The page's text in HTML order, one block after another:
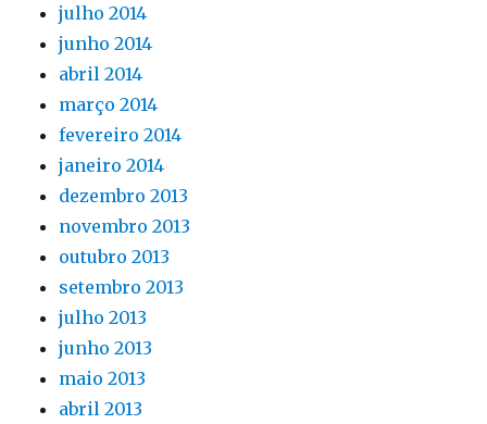
julho 2014
junho 2014
abril 2014
março 2014
fevereiro 2014
janeiro 2014
dezembro 2013
novembro 2013
outubro 2013
setembro 2013
julho 2013
junho 2013
maio 2013
abril 2013